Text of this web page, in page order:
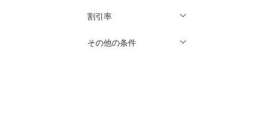
ヘアアクセサリー
マタニティウェア・ベビ
ー用品
クリア 絞り込み
割引率
％OFF～ ％OFF
その他の条件